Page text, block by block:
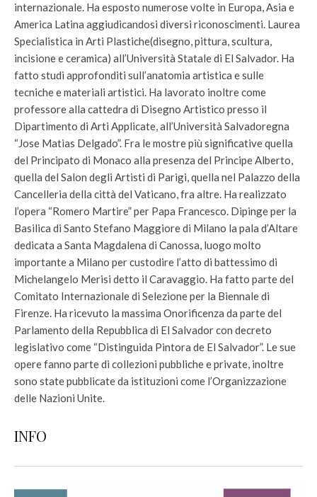
internazionale. Ha esposto numerose volte in Europa, Asia e
America Latina aggiudicandosi diversi riconoscimenti. Laurea
Specialistica in Arti Plastiche(disegno, pittura, scultura,
incisione e ceramica) all’Università Statale di El Salvador. Ha
fatto studi approfonditi sull’anatomia artistica e sulle
tecniche e materiali artistici. Ha lavorato inoltre come
professore alla cattedra di Disegno Artistico presso il
Dipartimento di Arti Applicate, all’Università Salvadoregna
“Jose Matias Delgado”. Fra le mostre più significative quella
del Principato di Monaco alla presenza del Principe Alberto,
quella del Salon degli Artisti di Parigi, quella nel Palazzo della
Cancelleria della città del Vaticano, fra altre. Ha realizzato
l’opera “Romero Martire” per Papa Francesco. Dipinge per la
Basilica di Santo Stefano Maggiore di Milano la pala d’Altare
dedicata a Santa Magdalena di Canossa, luogo molto
importante a Milano per custodire l’atto di battessimo di
Michelangelo Merisi detto il Caravaggio. Ha fatto parte del
Comitato Internazionale di Selezione per la Biennale di
Firenze. Ha ricevuto la massima Onorificenza da parte del
Parlamento della Repubblica di El Salvador con decreto
legislativo come “Distinguida Pintora de El Salvador”. Le sue
opere fanno parte di collezioni pubbliche e private, inoltre
sono state pubblicate da istituzioni come l’Organizzazione
delle Nazioni Unite.
INFO